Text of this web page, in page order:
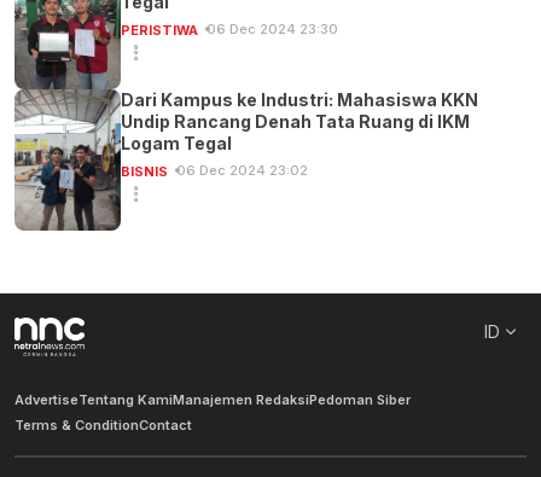
PERISTIWA 06 Dec 2024 23:30
Dari Kampus ke Industri: Mahasiswa KKN
Undip Rancang Denah Tata Ruang di IKM
Logam Tegal
BISNIS 06 Dec 2024 23:02
ID
AdvertiseTentang KamiManajemen RedaksiPedoman Siber
Terms & ConditionContact